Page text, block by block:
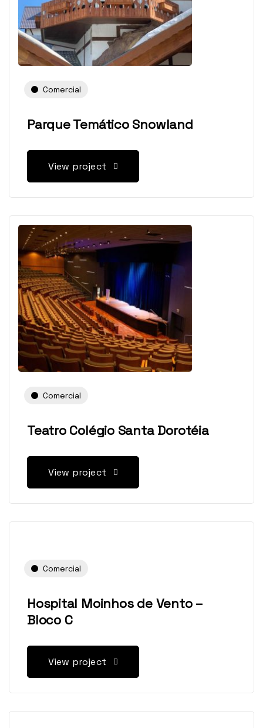
Comercial
Parque Temático Snowland
View project
Comercial
Teatro Colégio Santa Dorotéia
View project
Comercial
Hospital Moinhos de Vento –
Bloco C
View project